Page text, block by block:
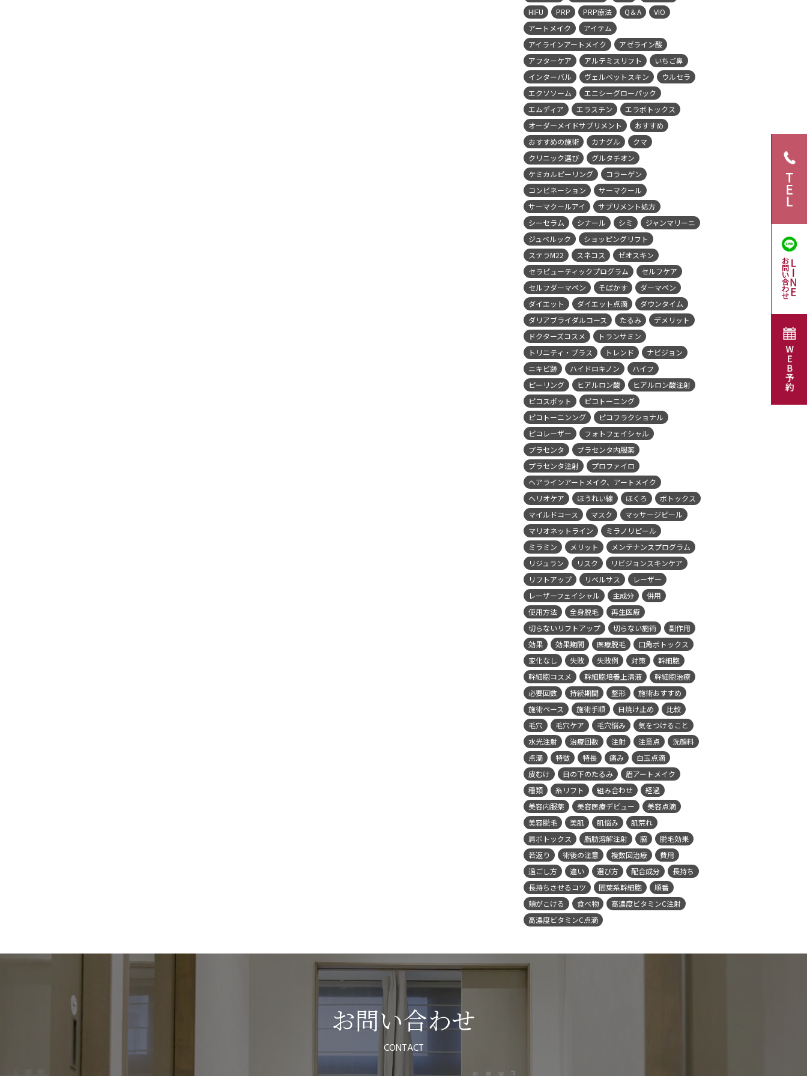
HIFU
PRP PRP療法 Q＆A
VIO
アートメイク
アイテム
アイラインアートメイク
アゼライン酸
アフターケア
アルテミスリフト
いちご鼻
インターバル
ヴェルベットスキン
ウルセラ
エクソソーム
エニシーグローパック
エムディア
エラスチン
エラボトックス
オーダーメイドサプリメント
おすすめ
おすすめの施術
カナグル
クマ
クリニック選び
グルタチオン
ケミカルピーリング
コラーゲン
コンビネーション
サーマクール
サーマクールアイ
サプリメント処方
シーセラム
シナール シミ
ジャンマリーニ
ジュベルック
ショッピングリフト
ステラM22
スネコス
ゼオスキン
セラピューティックプログラム
セルフケア
セルフダーマペン
そばかす
ダーマペン
ダイエット
ダイエット点滴
ダウンタイム
ダリアブライダルコース
たるみ
デメリット
ドクターズコスメ
トランサミン
トリニティ・プラス
トレンド
ナビジョン
ニキビ跡
ハイドロキノン
ハイフ
ピーリング
ヒアルロン酸
ヒアルロン酸注射
ピコスポット
ピコトーニング
ピコトーニンング
ピコフラクショナル
ピコレーザー
フォトフェイシャル
プラセンタ
プラセンタ内服薬
プラセンタ注射
プロファイロ
ヘアラインアートメイク、アートメイク
ヘリオケア
ほうれい線 ほくろ
ボトックス
マイルドコース
マスク
マッサージピール
マリオネットライン
ミラノリピール
ミラミン
メリット
メンテナンスプログラム
リジュラン
リスク
リビジョンスキンケア
リフトアップ
リベルサス
レーザー
レーザーフェイシャル
主成分
併用
使用方法
全身脱毛
再生医療
切らないリフトアップ
切らない施術
副作用
効果
効果期間 医療脱毛
口角ボトックス
変化なし
失敗 失敗例 対策
幹細胞
幹細胞コスメ
幹細胞培養上清液
幹細胞治療
必要回数
持続期間 整形
施術おすすめ
施術ペース
施術手順 日焼け止め
比較
毛穴
毛穴ケア 毛穴悩み
気をつけること
水光注射
治療回数 注射 注意点
洗顔料
点滴
特徴 特長 痛み
白玉点滴
皮むけ
目の下のたるみ
眉アートメイク
種類
糸リフト 組み合わせ
経過
美容内服薬
美容医療デビュー
美容点滴
美容脱毛
美肌 肌悩み
肌荒れ
肩ボトックス
脂肪溶解注射 脇
脱毛効果
若返り
術後の注意 複数回治療
費用
過ごし方
違い 選び方 配合成分
長持ち
長持ちさせるコツ
間葉系幹細胞
順番
頬がこける
食べ物
高濃度ビタミンC注射
高濃度ビタミンC点滴
お問い合わせ
CONTACT